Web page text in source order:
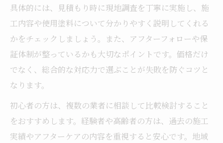
具体的には、見積もり時に現地調査を丁寧に実施し、施
工内容や使用塗料について分かりやすく説明してくれる
かをチェックしましょう。また、アフターフォローや保
証体制が整っているかも大切なポイントです。価格だけ
でなく、総合的な対応力で選ぶことが失敗を防ぐコツと
なります。
初心者の方は、複数の業者に相談して比較検討すること
をおすすめします。経験者や高齢者の方は、過去の施工
実績やアフターケアの内容を重視すると安心です。地域